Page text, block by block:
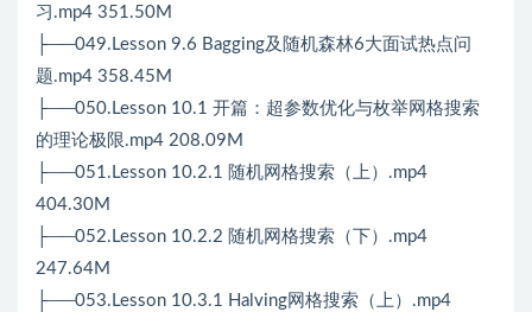
习.mp4 351.50M
├──049.Lesson 9.6 Bagging及随机森林6大面试热点问
题.mp4 358.45M
├──050.Lesson 10.1 开篇：超参数优化与枚举网格搜索
的理论极限.mp4 208.09M
├──051.Lesson 10.2.1 随机网格搜索（上）.mp4
404.30M
├──052.Lesson 10.2.2 随机网格搜索（下）.mp4
247.64M
├──053.Lesson 10.3.1 Halving网格搜索（上）.mp4